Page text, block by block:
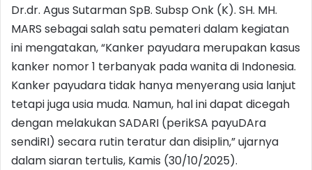
Dr.dr. Agus Sutarman SpB. Subsp Onk (K). SH. MH.
MARS sebagai salah satu pemateri dalam kegiatan
ini mengatakan, “Kanker payudara merupakan kasus
kanker nomor 1 terbanyak pada wanita di Indonesia.
Kanker payudara tidak hanya menyerang usia lanjut
tetapi juga usia muda. Namun, hal ini dapat dicegah
dengan melakukan SADARI (perikSA payuDAra
sendiRI) secara rutin teratur dan disiplin,” ujarnya
dalam siaran tertulis, Kamis (30/10/2025).